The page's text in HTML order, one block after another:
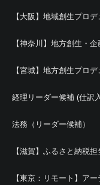
【大阪】地域創生プロ
【神奈川】地方創生・
【宮城】地方創生プロ
経理リーダー候補 (仕訳
法務（リーダー候補）
【滋賀】ふるさと納税
【東京：リモート】ア